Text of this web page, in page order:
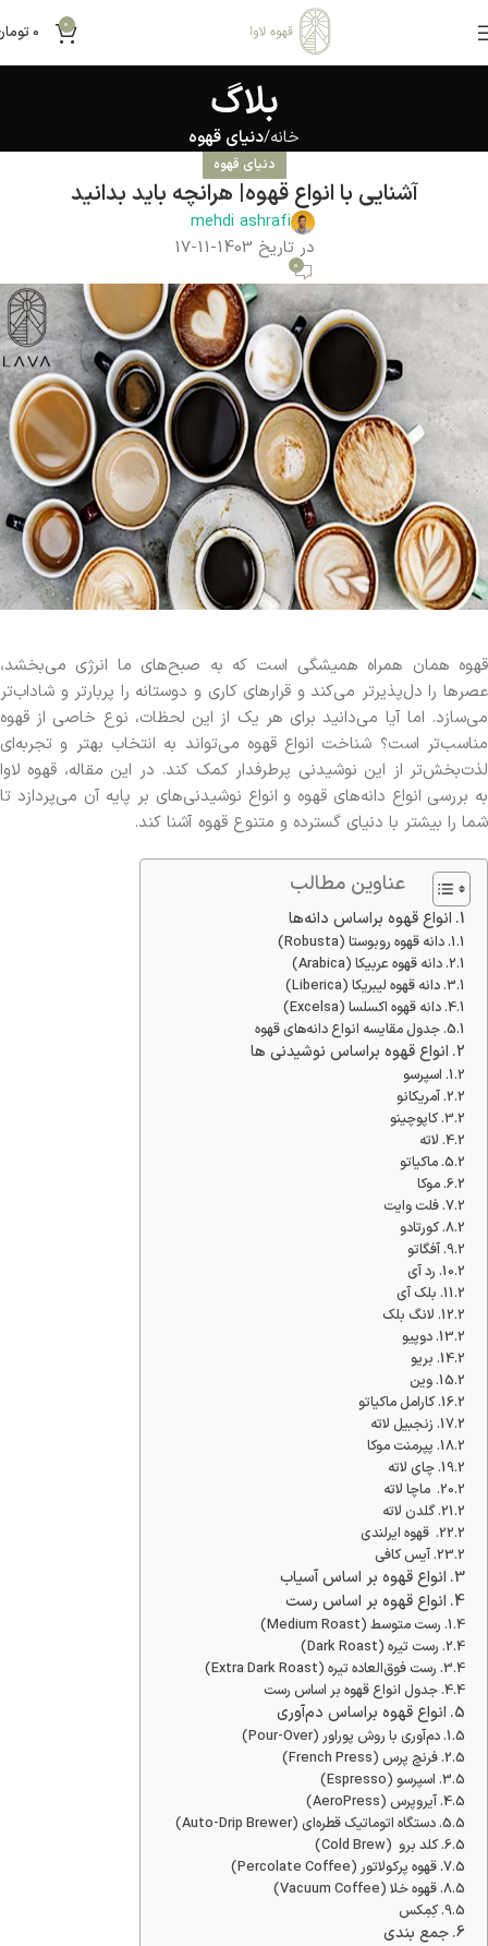
0
0
بلاگ
خانه دنیای قهوه
دنیای قهوه
آشنایی با انواع قهوه| هرانچه باید بدانید
mehdi ashrafi
در تاریخ 1403-11-17
0
قهوه همان همراه همیشگی است که به صبح‌های ما انرژی می‌بخشد،
عصرها را دل‌پذیرتر می‌کند و قرارهای کاری و دوستانه را پربارتر و شاداب‌تر
می‌سازد. اما آیا می‌دانید برای هر یک از این لحظات، نوع خاصی از قهوه
مناسب‌تر است؟ شناخت انواع قهوه می‌تواند به انتخاب بهتر و تجربه‌ای
لذت‌بخش‌تر از این نوشیدنی پرطرفدار کمک کند. در این مقاله، قهوه لاوا
به بررسی انواع دانه‌های قهوه و انواع نوشیدنی‌های بر پایه آن می‌پردازد تا
شما را بیشتر با دنیای گسترده و متنوع قهوه آشنا کند.
عناوین مطالب
انواع قهوه براساس دانه‌ها
دانه قهوه روبوستا (Robusta)
دانه قهوه عربیکا (Arabica)
دانه قهوه لیبریکا (Liberica)
دانه قهوه اکسلسا (Excelsa)
جدول مقایسه انواع دانه‌های قهوه
انواع قهوه براساس نوشیدنی ها
اسپرسو
آمریکانو
کاپوچینو
لاته
ماکیاتو
موکا
فلت وایت
کورتادو
آفگاتو
رد آی
بلک آی
لانگ بلک
دوپیو
بریو
وین
کارامل ماکیاتو
زنجبیل لاته
پپرمنت موکا
چای لاته
ماچا لاته
گلدن لاته
قهوه ایرلندی
آیس کافی
انواع قهوه بر اساس آسیاب
انواع قهوه بر اساس رست
رست متوسط (Medium Roast)
رست تیره (Dark Roast)
رست فوق‌العاده تیره (Extra Dark Roast)
جدول انواع قهوه بر اساس رست
انواع قهوه براساس دم‌آوری
دم‌آوری با روش پوراور (Pour-Over)
فرنچ پرس (French Press)
اسپرسو (Espresso)
آیروپرس (AeroPress)
دستگاه اتوماتیک قطره‌ای (Auto-Drip Brewer)
کلد برو (Cold Brew)
قهوه پرکولاتور (Percolate Coffee)
قهوه خلا (Vacuum Coffee)
کِمِکس
جمع بندی